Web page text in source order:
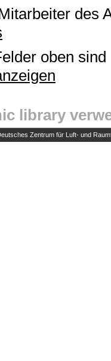
des
oben
library
Zentrum für Luft- und